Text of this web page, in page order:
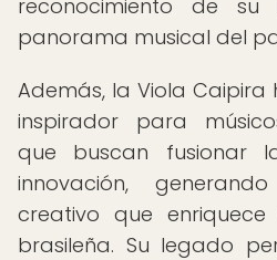
reconocimiento de
panorama musical del
Además, la Viola Caipira
inspirador para
que buscan fusionar
innovación,
creativo que
brasileña. Su legado